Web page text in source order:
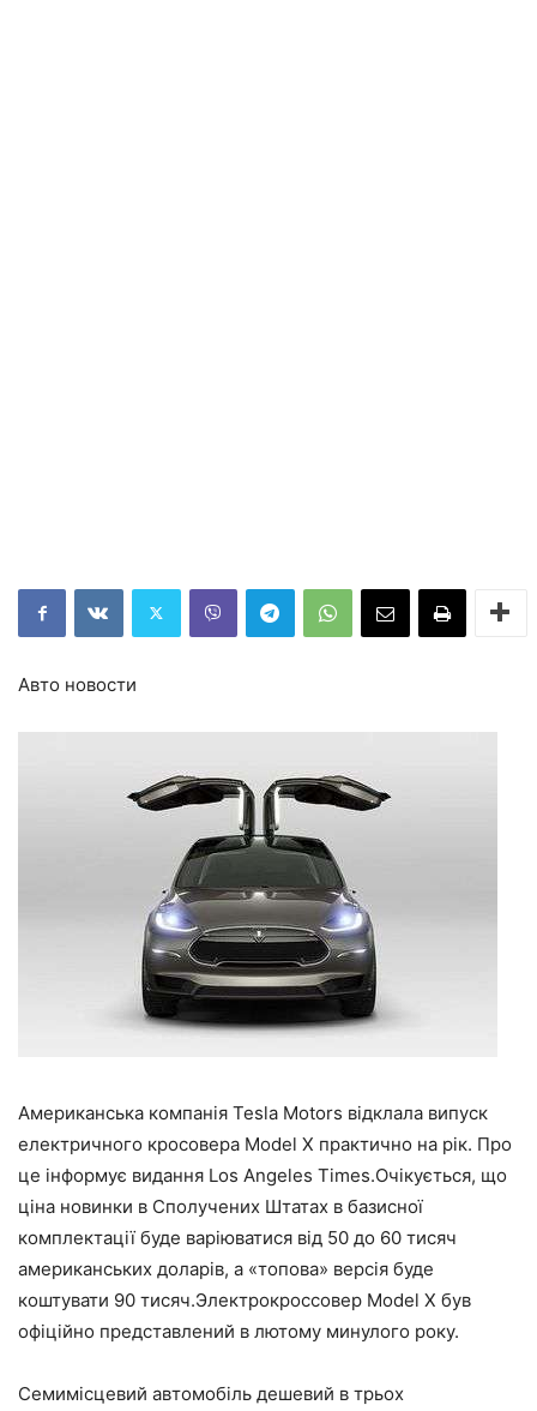
Авто новости
Американська компанія Tesla Motors відклала випуск
електричного кросовера Model X практично на рік. Про
це інформує видання Los Angeles Times.Очікується, що
ціна новинки в Сполучених Штатах в базисної
комплектації буде варіюватися від 50 до 60 тисяч
американських доларів, а «топова» версія буде
коштувати 90 тисяч.Электрокроссовер Model X був
офіційно представлений в лютому минулого року.
Семимісцевий автомобіль дешевий в трьох